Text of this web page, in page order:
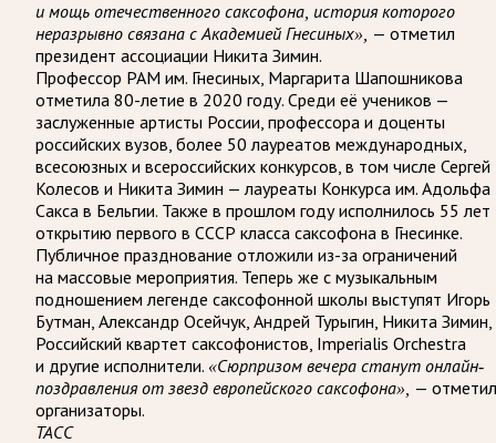
и мощь отечественного саксофона, история которого
неразрывно связана с Академией Гнесиных»,
— отметил
президент ассоциации Никита Зимин.
Профессор РАМ им. Гнесиных, Маргарита Шапошникова
отметила 80-летие в 2020 году. Среди её учеников —
заслуженные артисты России, профессора и доценты
российских вузов, более 50 лауреатов международных,
всесоюзных и всероссийских конкурсов, в том числе Сергей
Колесов и Никита Зимин — лауреаты Конкурса им. Адольфа
Сакса в Бельгии. Также в прошлом году исполнилось 55 лет
открытию первого в СССР класса саксофона в Гнесинке.
Публичное празднование отложили из-за ограничений
на массовые мероприятия. Теперь же с музыкальным
подношением легенде саксофонной школы выступят Игорь
Бутман, Александр Осейчук, Андрей Турыгин, Никита Зимин,
Российский квартет саксофонистов, Imperialis Orchestra
и другие исполнители. «Сюрпризом вечера станут онлайн-
поздравления от звезд европейского саксофона»,
—
организаторы.
ТАСС